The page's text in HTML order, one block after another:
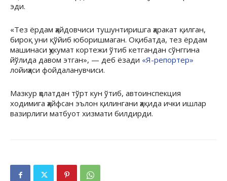
эди.
«Тез ёрдам ҳайдовчиси тушунтиришга ҳаракат қилган,
бироқ уни қўйиб юборишмаган. Оқибатда, тез ёрдам
машинаси ҳукумат кортежи ўтиб кетгандан сўнггина
йўлида давом этган», — деб ёзади «Я-репортер»
лойиҳаси фойдаланувчиси.
Мазкур ҳолатдан тўрт кун ўтиб, автоинспекция
ходимига ҳайфсан эълон қилингани ҳақида ички ишлар
вазирлиги матбуот хизмати билдирди.